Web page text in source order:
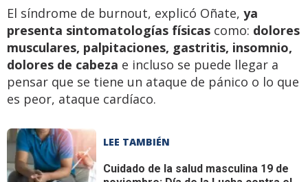
El síndrome de burnout, explicó Oñate, ya
presenta sintomatologías físicas como: dolores
musculares, palpitaciones, gastritis, insomnio,
dolores de cabeza e incluso se puede llegar a
pensar que se tiene un ataque de pánico o lo que
es peor, ataque cardíaco.
LEE TAMBIÉN
Cuidado de la salud masculina 19 de